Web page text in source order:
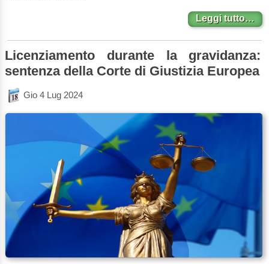
Leggi tutto…
Licenziamento durante la gravidanza:
sentenza della Corte di Giustizia Europea
Gio 4 Lug 2024